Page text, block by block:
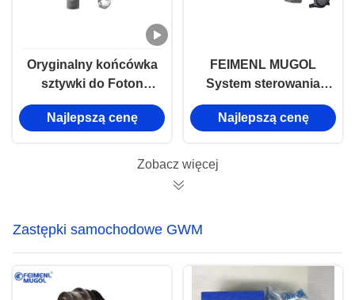
Oryginalny końcówka
sztywki do Foton
Tunland & JAC T6 5
Lug 4WD dla
Najlepszą cenę
FEIMENL MUGOL
System sterowania
silnikiem ASM dla
ISUZU NKR JAC 1040
Najlepszą cenę
Zobacz więcej
Zastępki samochodowe GWM